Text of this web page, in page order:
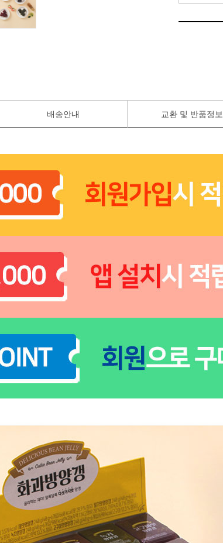
배송안내 교환 및 반품정보